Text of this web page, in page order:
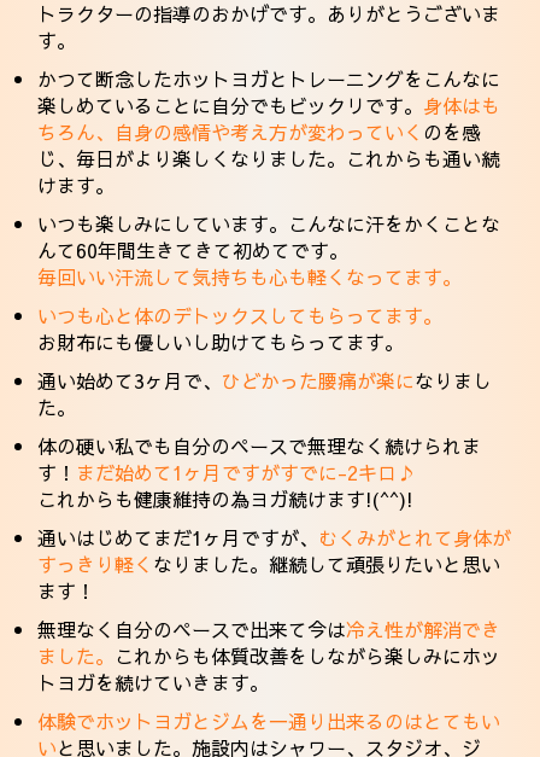
トラクターの指導のおかげです。ありがとうございま
す。
かつて断念したホットヨガとトレーニングをこんなに
楽しめていることに自分でもビックリです。 身体はも
ちろん、自身の感情や考え方が変わっていく のを感
じ、毎日がより楽しくなりました。これからも通い続
けます。
いつも楽しみにしています。こんなに汗をかくことな
んて60年間生きてきて初めてです。
毎回いい汗流して気持ちも心も軽くなってます。
いつも心と体のデトックスしてもらってます。
お財布にも優しいし助けてもらってます。
通い始めて3ヶ月で、 ひどかった腰痛が楽になりまし
た。
体の硬い私でも自分のペースで無理なく続けられま
す！ まだ始めて1ヶ月ですがすでに-2キロ♪
これからも健康維持の為ヨガ続けます!(^^)!
通いはじめてまだ1ヶ月ですが、 むくみがとれて身体が
すっきり軽く なりました。継続して頑張りたいと思い
ます！
無理なく自分のペースで出来て今は冷え性が解消でき
ました。 これからも体質改善をしながら楽しみにホッ
トヨガを続けていきます。
体験でホットヨガとジムを一通り出来るのはとてもい
いと思いました。施設内はシャワー、スタジオ、ジ